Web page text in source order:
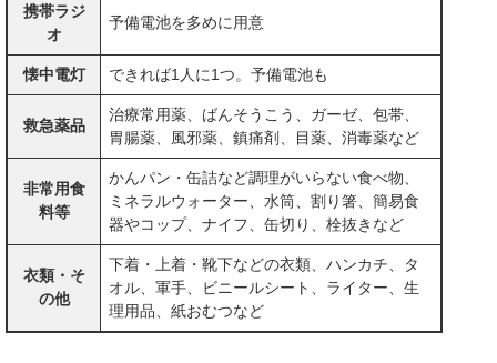
携帯ラジ
オ
予備電池を多めに用意
懐中電灯 できれば1人に1つ。予備電池も
救急薬品
治療常用薬、ばんそうこう、ガーゼ、包帯、
胃腸薬、風邪薬、鎮痛剤、目薬、消毒薬など
非常用食
料等
かんパン・缶詰など調理がいらない食べ物、
ミネラルウォーター、水筒、割り箸、簡易食
器やコップ、ナイフ、缶切り、栓抜きなど
衣類・そ
の他
下着・上着・靴下などの衣類、ハンカチ、タ
オル、軍手、ビニールシート、ライター、生
理用品、紙おむつなど